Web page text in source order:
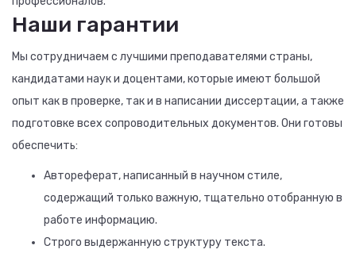
Наши гарантии
Мы сотрудничаем с лучшими преподавателями страны,
кандидатами наук и доцентами, которые имеют большой
опыт как в проверке, так и в написании диссертации, а также
подготовке всех сопроводительных документов. Они готовы
обеспечить:
Автореферат, написанный в научном стиле,
содержащий только важную, тщательно отобранную в
работе информацию.
Строго выдержанную структуру текста.